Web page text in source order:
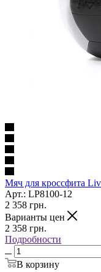
Мяч для кроссфита
Арт.: LP8100-12
2 358 грн.
Варианты цен
2 358 грн.
Подробности
В корзину